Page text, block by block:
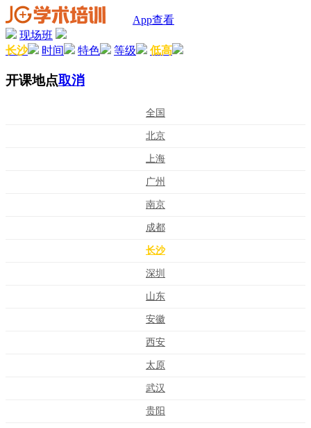
App查看
现场班
长沙
时间 特色 等级 低高
开课地点取消
全国
北京
上海
广州
南京
成都
长沙
深圳
山东
安徽
西安
太原
武汉
贵阳